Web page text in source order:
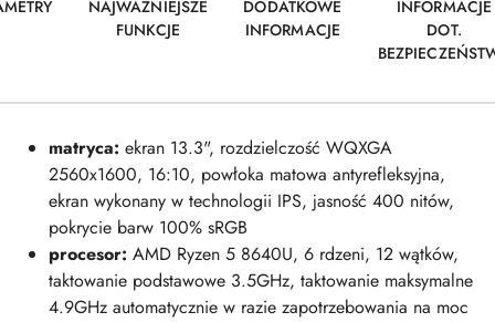
NAJWAŻNIEJSZE
FUNKCJE
DODATKOWE
INFORMACJE
INFORMACJE
DOT.
matryca: ekran 13.3", rozdzielczość WQXGA
2560x1600, 16:10, powłoka matowa antyrefleksyjna,
ekran wykonany w technologii IPS, jasność 400 nitów,
pokrycie barw 100% sRGB
procesor: AMD Ryzen 5 8640U, 6 rdzeni, 12 wątków,
taktowanie podstawowe 3.5GHz, taktowanie maksymalne
4.9GHz automatycznie w razie zapotrzebowania na moc